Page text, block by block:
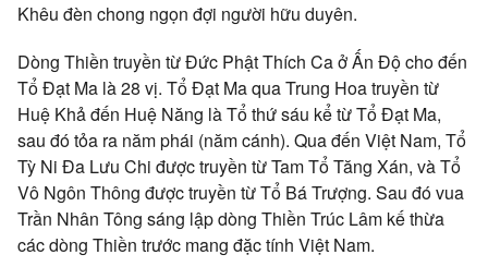
Khêu đèn chong ngọn đợi người hữu duyên.
Dòng Thiền truyền từ Đức Phật Thích Ca ở Ấn Độ cho đến
Tổ Đạt Ma là 28 vị. Tổ Đạt Ma qua Trung Hoa truyền từ
Huệ Khả đến Huệ Năng là Tổ thứ sáu kể từ Tổ Đạt Ma,
sau đó tỏa ra năm phái (năm cánh). Qua đến Việt Nam, Tổ
Tỳ Ni Đa Lưu Chi được truyền từ Tam Tổ Tăng Xán, và Tổ
Vô Ngôn Thông được truyền từ Tổ Bá Trượng. Sau đó vua
Trần Nhân Tông sáng lập dòng Thiền Trúc Lâm kế thừa
các dòng Thiền trước mang đặc tính Việt Nam.